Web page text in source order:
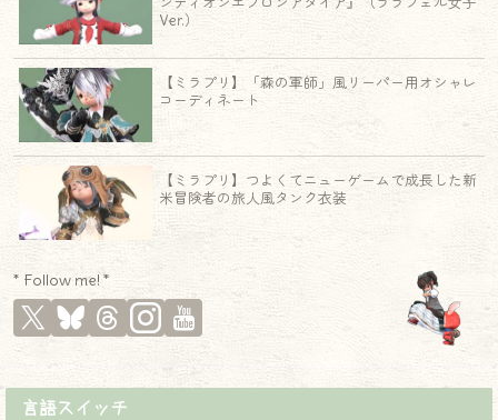
Ver.）
【ミラプリ】「森の軍師」風リーパー用オシャレ
コーディネート
【ミラプリ】つよくてニューゲームで成長した新
米冒険者の旅人風タンク衣装
* Follow me! *
言語スイッチ